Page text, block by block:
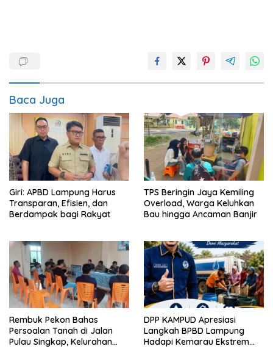
Baca Juga
Giri: APBD Lampung Harus
Transparan, Efisien, dan
Berdampak bagi Rakyat
TPS Beringin Jaya Kemiling
Overload, Warga Keluhkan
Bau hingga Ancaman Banjir
Rembuk Pekon Bahas
Persoalan Tanah di Jalan
Pulau Singkap, Kelurahan
DPP KAMPUD Apresiasi
Langkah BPBD Lampung
Hadapi Kemarau Ekstrem